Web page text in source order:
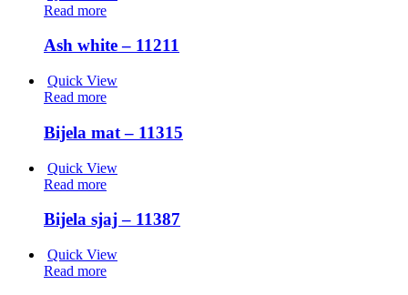
Read more
Ash white – 11211
Quick View
Read more
Bijela mat – 11315
Quick View
Read more
Bijela sjaj – 11387
Quick View
Read more